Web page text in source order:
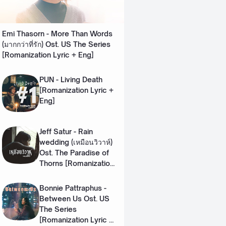
Emi Thasorn - More Than Words
(มากกว่าที่รัก) Ost. US The Series
[Romanization Lyric + Eng]
PUN - Living Death
[Romanization Lyric +
Eng]
Jeff Satur - Rain
wedding (เหมือนวิวาห์)
Ost. The Paradise of
Thorns [Romanization
Bonnie Pattraphus -
Between Us Ost. US
The Series
[Romanization Lyric +